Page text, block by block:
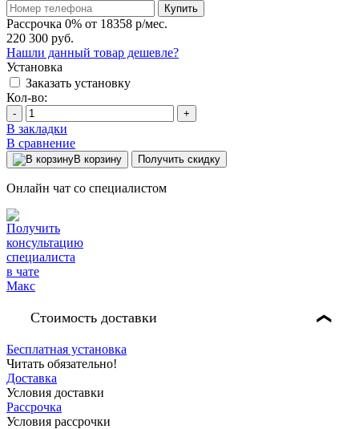
Купить
Рассрочка 0% от 18358 р/мес.
220 300 руб.
Нашли данный товар дешевле?
Установка
Заказать установку
Кол-во:
- +
В закладки
В сравнение
В корзину Получить скидку
Онлайн чат со специалистом
Стоимость доставки ❯
Бесплатная установка
Читать обязательно!
Доставка
Условия доставки
Рассрочка
Условия рассрочки